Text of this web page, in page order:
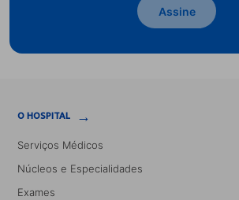
Assine
O HOSPITAL →
Serviços Médicos
Núcleos e Especialidades
Exames